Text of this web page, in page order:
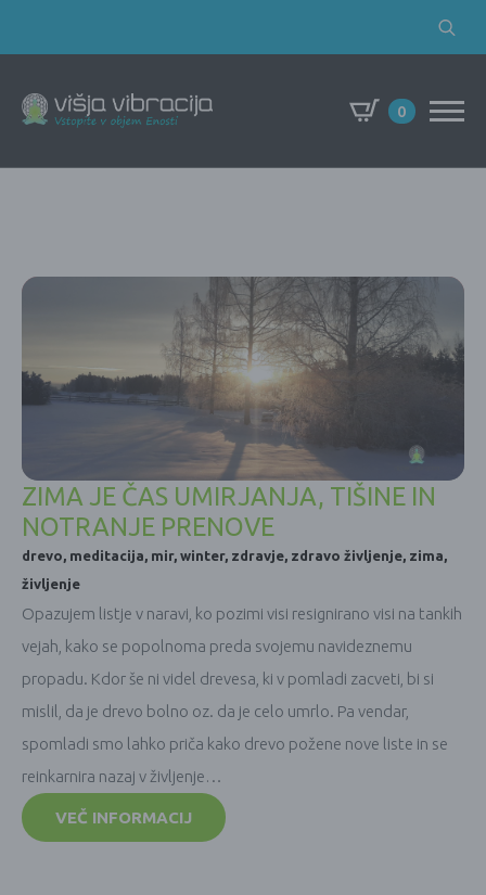
Search
0
ZIMA JE ČAS UMIRJANJA, TIŠINE IN
NOTRANJE PRENOVE
drevo, meditacija, mir, winter, zdravje, zdravo življenje, zima,
življenje
Opazujem listje v naravi, ko pozimi visi resignirano visi na tankih
vejah, kako se popolnoma preda svojemu navideznemu
propadu. Kdor še ni videl drevesa, ki v pomladi zacveti, bi si
mislil, da je drevo bolno oz. da je celo umrlo. Pa vendar,
spomladi smo lahko priča kako drevo požene nove liste in se
reinkarnira nazaj v življenje…
VEČ INFORMACIJ